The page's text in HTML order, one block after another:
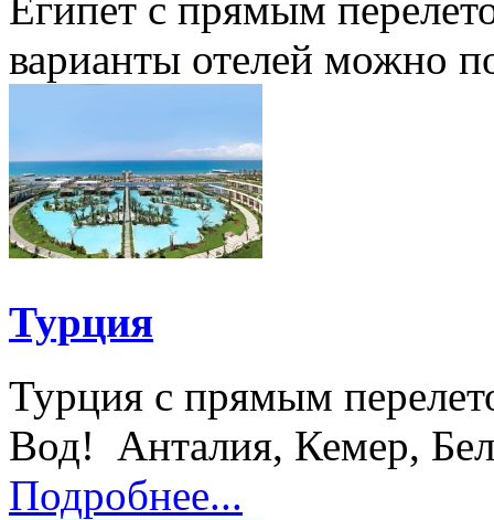
варианты отелей можно
Турция
Турция с прямым
Вод! Анталия, Кемер,
Подробнее...